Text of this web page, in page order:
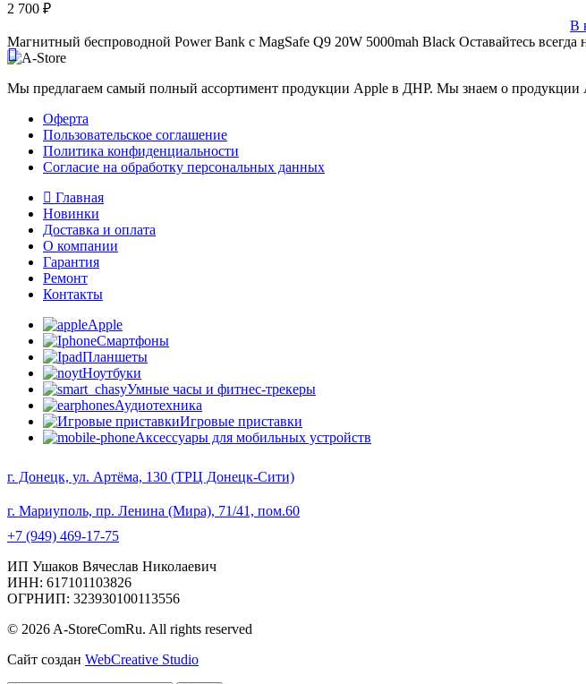
2 700 ₽
В
Магнитный беспроводной Power Bank с MagSafe Q9 20W 5000mah Black Оставайтесь
Мы предлагаем самый полный ассортимент продукции Apple в ДНР. Мы знаем о продукции
Оферта
Пользовательское соглашение
Политика конфиденциальности
Согласие на обработку персональных данных
Главная
Новинки
Доставка и оплата
О компании
Гарантия
Ремонт
Контакты
Apple
Смартфоны
Планшеты
Ноутбуки
Умные часы и фитнес-трекеры
Аудиотехника
Игровые приставки
Аксессуары для мобильных устройств
г. Донецк, ул. Артёма, 130 (ТРЦ Донецк-Сити)
г. Мариуполь, пр. Ленина (Мира), 71/41, пом.60
+7 (949) 469-17-75
ИП Ушаков Вячеслав Николаевич
ИНН: 617101103826
ОГРНИП: 323930100113556
© 2026 A-StoreComRu. All rights reserved
Сайт создан WebCreative Studio